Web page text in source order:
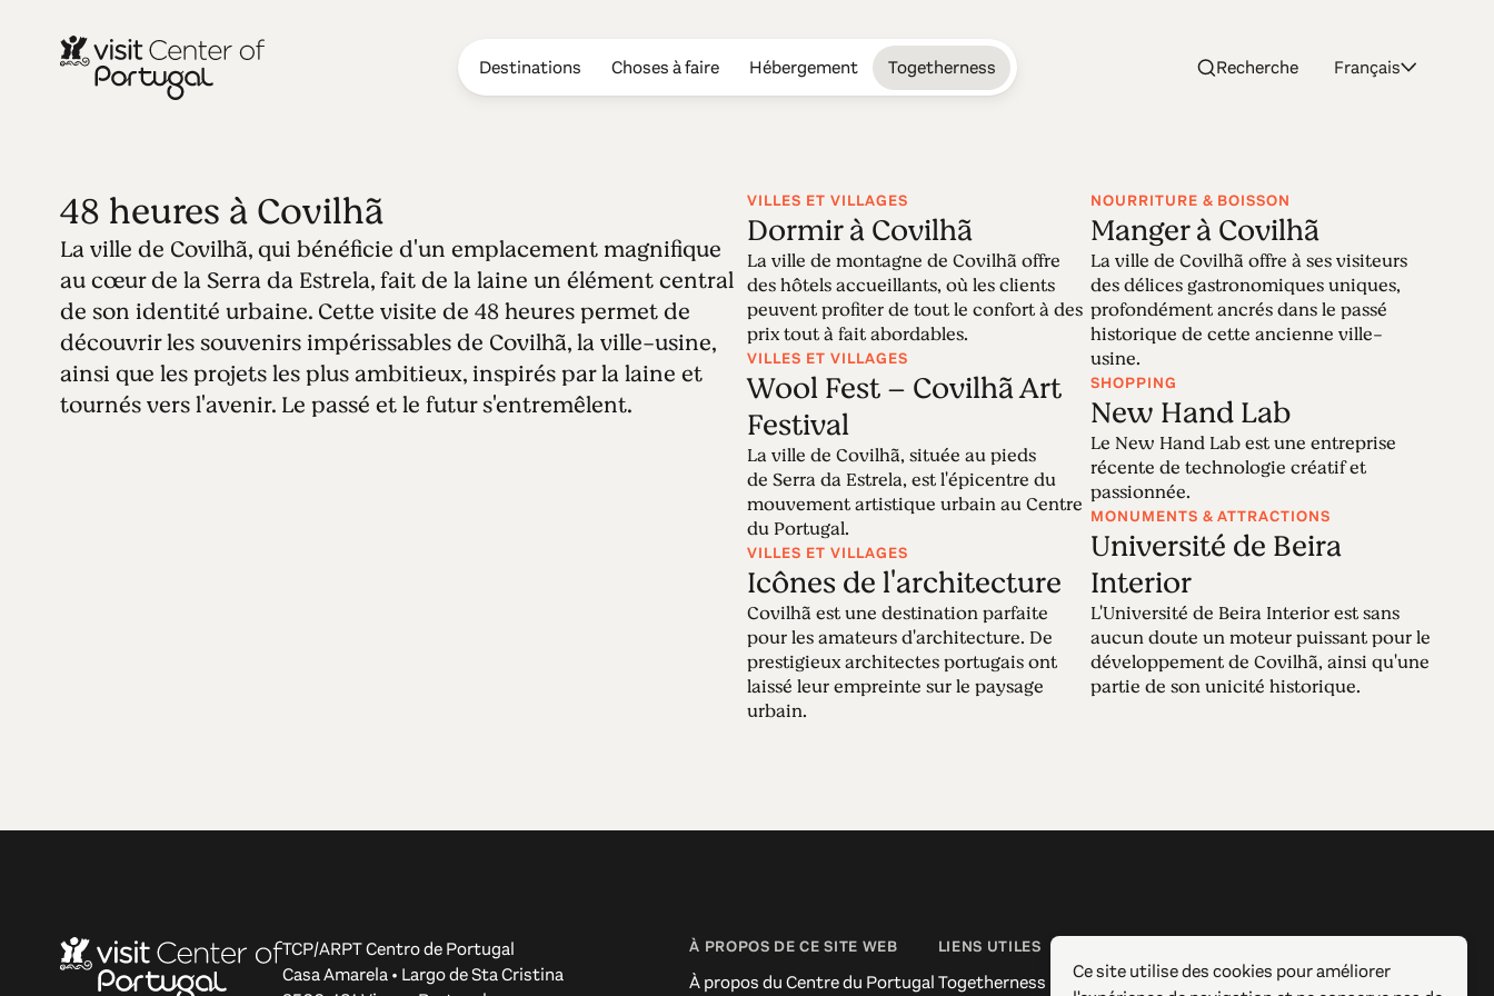
Destinations Choses à faire Hébergement Togetherness Recherche Français
Édition 58 - Covilhã
20.06.2022 • 03.07.2022
La ville de Covilhã, située au cœur de la Serra da Estrela, a fait de la laine la base de
son identité urbaine. 48 heures de visite à travers les mémoires vivantes de la ville-
usine et les projets inspirés par la laine. Le passé et le futur s'entremêlent.
48 heures à Covilhã
La ville de Covilhã, qui bénéficie d'un emplacement magnifique
au cœur de la Serra da Estrela, fait de la laine un élément central
de son identité urbaine. Cette visite de 48 heures permet de
découvrir les souvenirs impérissables de Covilhã, la ville-usine,
ainsi que les projets les plus ambitieux, inspirés par la laine et
tournés vers l'avenir. Le passé et le futur s'entremêlent.
VILLES ET VILLAGES
Dormir à Covilhã
La ville de montagne de Covilhã offre
des hôtels accueillants, où les clients
peuvent profiter de tout le confort à des
prix tout à fait abordables.
VILLES ET VILLAGES
Wool Fest – Covilhã Art
Festival
La ville de Covilhã, située au pieds
de Serra da Estrela, est l'épicentre du
mouvement artistique urbain au Centre
du Portugal.
VILLES ET VILLAGES
Icônes de l'architecture
Covilhã est une destination parfaite
pour les amateurs d'architecture. De
prestigieux architectes portugais ont
laissé leur empreinte sur le paysage
urbain.
NOURRITURE & BOISSON
Manger à Covilhã
La ville de Covilhã offre à ses visiteurs
des délices gastronomiques uniques,
profondément ancrés dans le passé
historique de cette ancienne ville-
usine.
SHOPPING
New Hand Lab
Le New Hand Lab est une entreprise
récente de technologie créatif et
passionnée.
MONUMENTS & ATTRACTIONS
Université de Beira
Interior
L'Université de Beira Interior est sans
aucun doute un moteur puissant pour le
développement de Covilhã, ainsi qu'une
partie de son unicité historique.
TCP/ARPT Centro de Portugal
Casa Amarela • Largo de Sta Cristina
À PROPOS DE CE SITE WEB
À propos du Centre du Portugal
LIENS UTILES
Togetherness
Facebook
Ce site utilise des cookies pour améliorer